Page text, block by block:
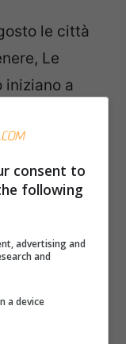
le città
Le
iniziano a
piacevole
più
in questo
qui a
calano un
consent to
following
advertising and
and
a device